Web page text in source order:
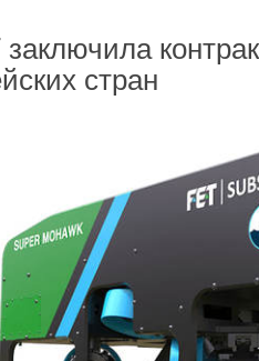
стран